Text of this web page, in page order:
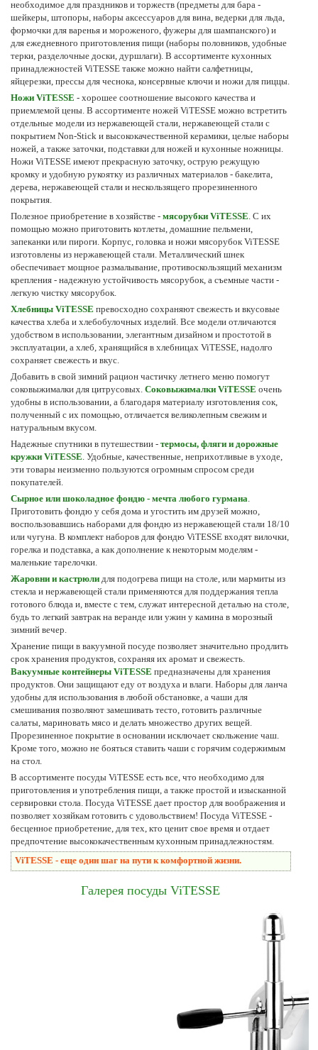
необходимое для праздников и торжеств (предметы для бара -
шейкеры, штопоры, наборы аксессуаров для вина, ведерки для льда,
формочки для варенья и мороженого, фужеры для шампанского) и
для ежедневного приготовления пищи (наборы половников, удобные
терки, разделочные доски, дуршлаги). В ассортименте кухонных
принадлежностей ViTESSE также можно найти салфетницы,
яйцерезки, прессы для чеснока, консервные ключи и ножи для пиццы.
Ножи ViTESSE - хорошее соотношение высокого качества и
приемлемой цены. В ассортименте ножей ViTESSE можно встретить
отдельные модели из нержавеющей стали, нержавеющей стали с
покрытием Non-Stick и высококачественной керамики, целые наборы
ножей, а также заточки, подставки для ножей и кухонные ножницы.
Ножи ViTESSE имеют прекрасную заточку, острую режущую
кромку и удобную рукоятку из различных материалов - бакелита,
дерева, нержавеющей стали и нескользящего прорезиненного
покрытия.
Полезное приобретение в хозяйстве - мясорубки ViTESSE . С их
помощью можно приготовить котлеты, домашние пельмени,
запеканки или пироги. Корпус, головка и ножи мясорубок ViTESSE
изготовлены из нержавеющей стали. Металлический шнек
обеспечивает мощное размалывание, противоскользящий механизм
крепления - надежную устойчивость мясорубок, а съемные части -
легкую чистку мясорубок.
Хлебницы ViTESSE превосходно сохраняют свежесть и вкусовые
качества хлеба и хлебобулочных изделий. Все модели отличаются
удобством в использовании, элегантным дизайном и простотой в
эксплуатации, а хлеб, хранящийся в хлебницах ViTESSE, надолго
сохраняет свежесть и вкус.
Добавить в свой зимний рацион частичку летнего меню помогут
соковыжималки для цитрусовых. Соковыжималки ViTESSE очень
удобны в использовании, а благодаря материалу изготовления сок,
полученный с их помощью, отличается великолепным свежим и
натуральным вкусом.
Надежные спутники в путешествии - термосы, фляги и дорожные
кружки ViTESSE . Удобные, качественные, неприхотливые в уходе,
эти товары неизменно пользуются огромным спросом среди
покупателей.
Сырное или шоколадное фондю - мечта любого гурмана
Приготовить фондю у себя дома и угостить им друзей можно,
воспользовавшись наборами для фондю из нержавеющей стали 18/10
или чугуна. В комплект наборов для фондю ViTESSE входят вилочки,
горелка и подставка, а как дополнение к некоторым моделям -
маленькие тарелочки.
Жаровни и кастрюли для подогрева пищи на столе, или мармиты из
стекла и нержавеющей стали применяются для поддержания тепла
готового блюда и, вместе с тем, служат интересной деталью на столе,
будь то легкий завтрак на веранде или ужин у камина в морозный
зимний вечер.
Хранение пищи в вакуумной посуде позволяет значительно продлить
срок хранения продуктов, сохраняя их аромат и свежесть.
Вакуумные контейнеры ViTESSE предназначены для хранения
продуктов. Они защищают еду от воздуха и влаги. Наборы для ланча
удобны для использования в любой обстановке, а чаши для
смешивания позволяют замешивать тесто, готовить различные
салаты, мариновать мясо и делать множество других вещей.
Прорезиненное покрытие в основании исключает скольжение чаш.
Кроме того, можно не бояться ставить чаши с горячим содержимым
на стол.
В ассортименте посуды ViTESSE есть все, что необходимо для
приготовления и употребления пищи, а также простой и изысканной
сервировки стола. Посуда ViTESSE дает простор для воображения и
позволяет хозяйкам готовить с удовольствием! Посуда ViTESSE -
бесценное приобретение, для тех, кто ценит свое время и отдает
предпочтение высококачественным кухонным принадлежностям.
ViTESSE - еще один шаг на пути к комфортной жизни.
Галерея посуды ViTESSE